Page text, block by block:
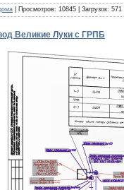
| Просмотров: 10845 | Загрузок:
Великие Луки с ГРПБ